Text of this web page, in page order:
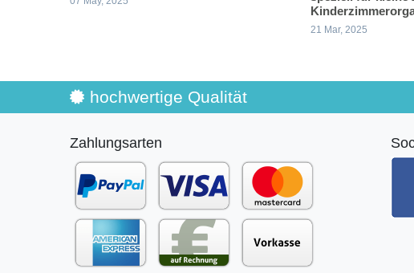
21 Mar, 2025
hochwertige Qualität
Zahlungsarten